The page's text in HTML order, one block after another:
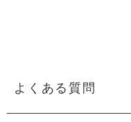
よくある質問